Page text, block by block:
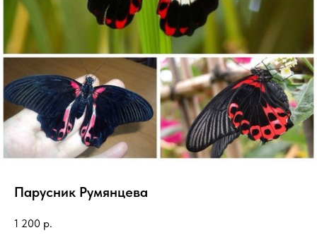
Парусник Румянцева
1 200 р.